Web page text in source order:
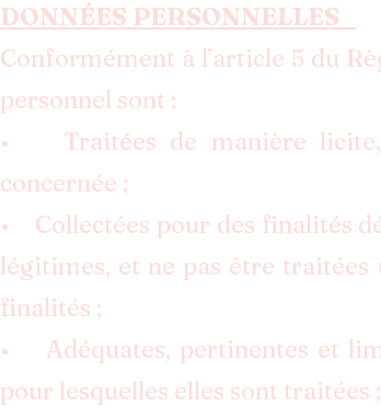
DONNÉES PERSONNELLES
Conformément à l’article 5 du
personnel sont :
• Traitées de manière licite,
concernée ;
• Collectées pour des finalités
légitimes, et ne pas être
finalités ;
• Adéquates, pertinentes et
pour lesquelles elles sont traitées ;